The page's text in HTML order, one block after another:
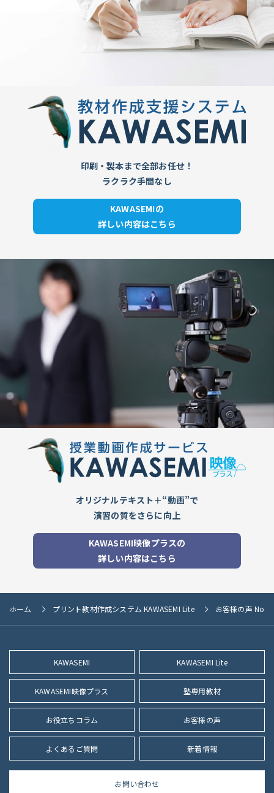
印刷・製本まで全部お任せ！
ラクラク手間なし
KAWASEMIの
詳しい内容はこちら
オリジナルテキスト＋“動画”で
演習の質をさらに向上
KAWASEMI映像プラスの
詳しい内容はこちら
ホーム プリント教材作成システム KAWASEMI Lite お客様の声
KAWASEMI KAWASEMI Lite
KAWASEMI映像プラス 塾専用教材
お役立ちコラム お客様の声
よくあるご質問 新着情報
お問い合わせ